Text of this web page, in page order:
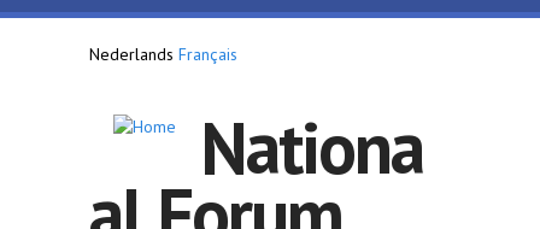
Overslaan en naar de inhoud gaan
Nederlands Français
Nationa